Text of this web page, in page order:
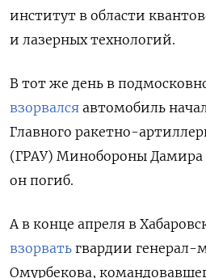
институт в области
и лазерных технологий.
В тот же день в
взорвался автомобиль
Главного ракетно-
(ГРАУ) Минобороны
он погиб.
А в конце апреля в
взорвать гвардии генерал-
Омурбекова,